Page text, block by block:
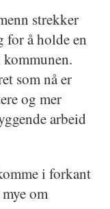
strekker
for å holde en
som nå er
og mer
arbeid
i forkant
om